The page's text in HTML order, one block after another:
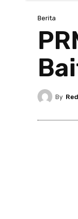
Berita
By